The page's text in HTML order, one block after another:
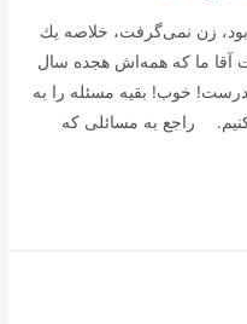
زن نمی‌گرفت، خلاصه یك
آقا ما كه همه‌اش هجده سال
درست! خوب! بقیه مسئله را به
راجع به مسائلی كه